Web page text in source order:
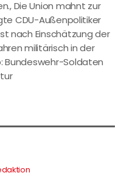
Die Union mahnt zur
CDU-Außenpolitiker
nach Einschätzung der
militärisch in der
Bundeswehr-Soldaten